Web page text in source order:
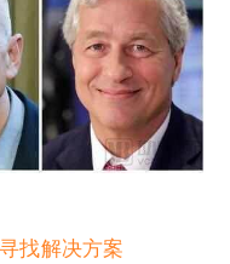
找解决方案